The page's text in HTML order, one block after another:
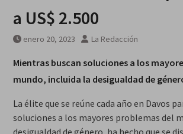
a US$ 2.500
enero 20, 2023 La Redacción
Mientras buscan soluciones a los
mundo, incluida la desigualdad de
La élite que se reúne cada año en Davos
soluciones a los mayores problemas del